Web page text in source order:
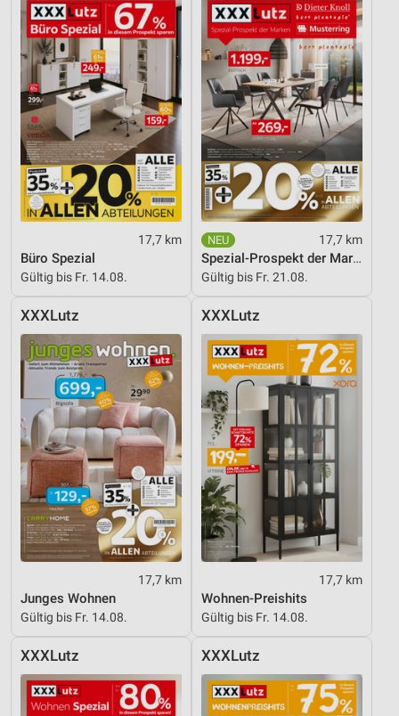
17,7 km
Büro Spezial
Gültig bis Fr. 14.08.
17,7 km
Spezial-Prospekt der Marken
Gültig bis Fr. 21.08.
XXXLutz
17,7 km
Junges Wohnen
Gültig bis Fr. 14.08.
XXXLutz
17,7 km
Wohnen-Preishits
Gültig bis Fr. 14.08.
XXXLutz XXXLutz